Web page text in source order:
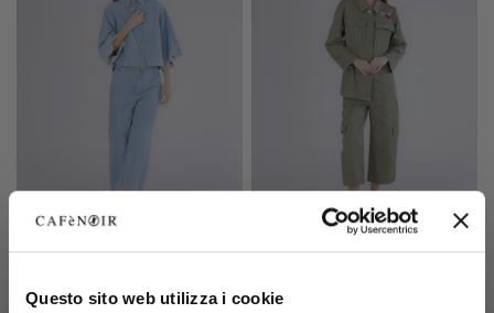
Questo sito web utilizza i cookie
cropped denim shirt with
gabardine shirt with studs